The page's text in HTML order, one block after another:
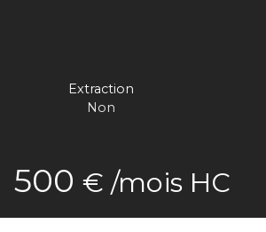
Extraction
Non
500 € /mois HC